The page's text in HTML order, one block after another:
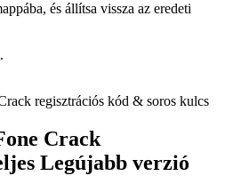
és állítsa vissza az eredeti
regisztrációs kód & soros kulcs
Crack
Legújabb verzió